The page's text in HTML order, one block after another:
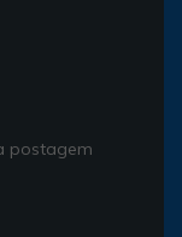
postagem